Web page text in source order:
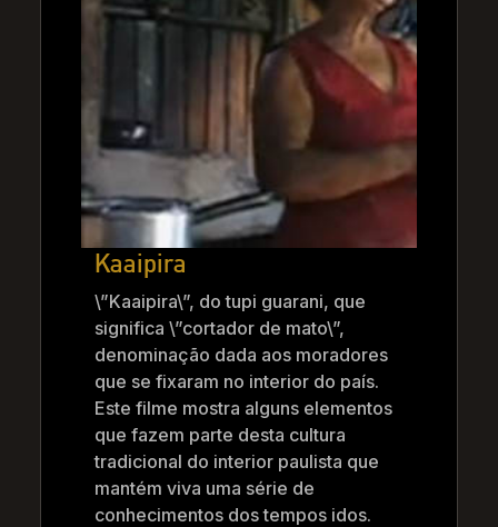
Kaaipira
\”Kaaipira\”, do tupi guarani, que
significa \”cortador de mato\”,
denominação dada aos moradores
que se fixaram no interior do país.
Este filme mostra alguns elementos
que fazem parte desta cultura
tradicional do interior paulista que
mantém viva uma série de
conhecimentos dos tempos idos.